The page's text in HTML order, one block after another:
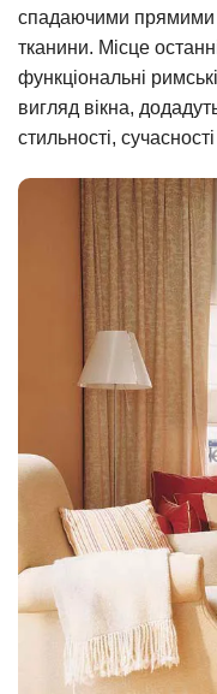
спадаючими прямими
тканини. Місце
функціональні
вигляд вікна,
стильності,